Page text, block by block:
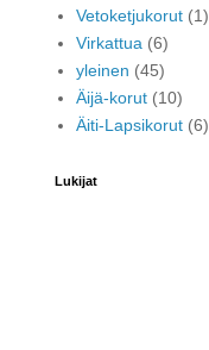
Vetoketjukorut (1)
Virkattua (6)
yleinen (45)
Äijä-korut (10)
Äiti-Lapsikorut (6)
Lukijat